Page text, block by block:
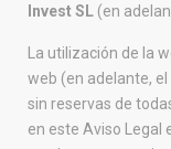
Invest SL (en
La utilización de la
web (en adelante,
sin reservas de
en este Aviso Legal